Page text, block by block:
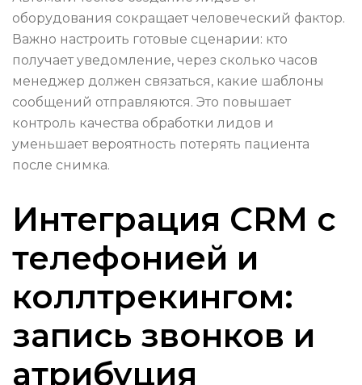
оборудования сокращает человеческий фактор.
Важно настроить готовые сценарии: кто
получает уведомление, через сколько часов
менеджер должен связаться, какие шаблоны
сообщений отправляются. Это повышает
контроль качества обработки лидов и
уменьшает вероятность потерять пациента
после снимка.
Интеграция CRM с
телефонией и
коллтрекингом:
запись звонков и
атрибуция